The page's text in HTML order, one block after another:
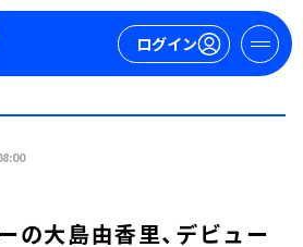
ログイン
の大島由香里、デビュー